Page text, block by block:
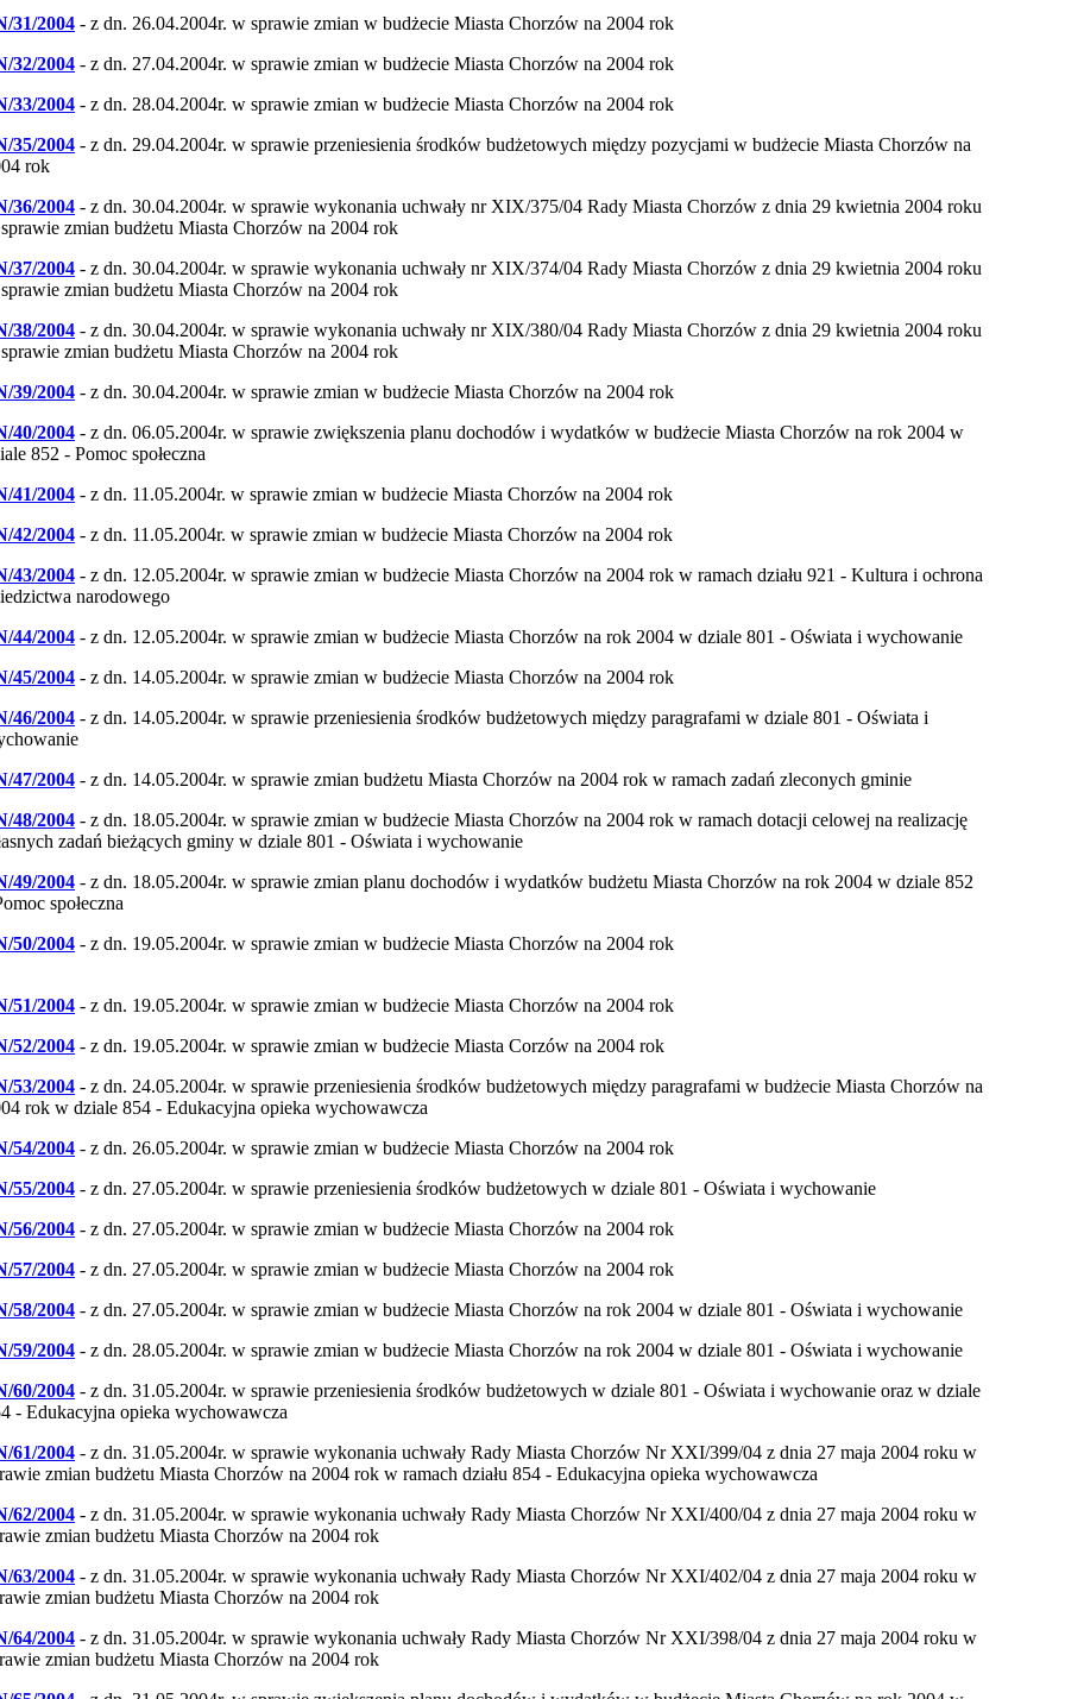
31/2004 - z dn. 26.04.2004r. w sprawie zmian w budżecie Miasta Chorzów na 2004 rok
32/2004 - z dn. 27.04.2004r. w sprawie zmian w budżecie Miasta Chorzów na 2004 rok
33/2004 - z dn. 28.04.2004r. w sprawie zmian w budżecie Miasta Chorzów na 2004 rok
35/2004 - z dn. 29.04.2004r. w sprawie przeniesienia środków budżetowych między pozycjami w budżecie Miasta Chorzów na
rok
36/2004 - z dn. 30.04.2004r. w sprawie wykonania uchwały nr XIX/375/04 Rady Miasta Chorzów z dnia 29 kwietnia 2004 roku
zmian budżetu Miasta Chorzów na 2004 rok
37/2004 - z dn. 30.04.2004r. w sprawie wykonania uchwały nr XIX/374/04 Rady Miasta Chorzów z dnia 29 kwietnia 2004 roku
zmian budżetu Miasta Chorzów na 2004 rok
38/2004 - z dn. 30.04.2004r. w sprawie wykonania uchwały nr XIX/380/04 Rady Miasta Chorzów z dnia 29 kwietnia 2004 roku
zmian budżetu Miasta Chorzów na 2004 rok
39/2004 - z dn. 30.04.2004r. w sprawie zmian w budżecie Miasta Chorzów na 2004 rok
40/2004 - z dn. 06.05.2004r. w sprawie zwiększenia planu dochodów i wydatków w budżecie Miasta Chorzów na rok 2004 w
852 - Pomoc społeczna
41/2004 - z dn. 11.05.2004r. w sprawie zmian w budżecie Miasta Chorzów na 2004 rok
42/2004 - z dn. 11.05.2004r. w sprawie zmian w budżecie Miasta Chorzów na 2004 rok
43/2004 - z dn. 12.05.2004r. w sprawie zmian w budżecie Miasta Chorzów na 2004 rok w ramach działu 921 - Kultura i ochrona
narodowego
44/2004 - z dn. 12.05.2004r. w sprawie zmian w budżecie Miasta Chorzów na rok 2004 w dziale 801 - Oświata i wychowanie
45/2004 - z dn. 14.05.2004r. w sprawie zmian w budżecie Miasta Chorzów na 2004 rok
46/2004 - z dn. 14.05.2004r. w sprawie przeniesienia środków budżetowych między paragrafami w dziale 801 - Oświata i
47/2004 - z dn. 14.05.2004r. w sprawie zmian budżetu Miasta Chorzów na 2004 rok w ramach zadań zleconych gminie
48/2004 - z dn. 18.05.2004r. w sprawie zmian w budżecie Miasta Chorzów na 2004 rok w ramach dotacji celowej na realizację
zadań bieżących gminy w dziale 801 - Oświata i wychowanie
49/2004 - z dn. 18.05.2004r. w sprawie zmian planu dochodów i wydatków budżetu Miasta Chorzów na rok 2004 w dziale 852
społeczna
50/2004 - z dn. 19.05.2004r. w sprawie zmian w budżecie Miasta Chorzów na 2004 rok
51/2004 - z dn. 19.05.2004r. w sprawie zmian w budżecie Miasta Chorzów na 2004 rok
52/2004 - z dn. 19.05.2004r. w sprawie zmian w budżecie Miasta Corzów na 2004 rok
53/2004 - z dn. 24.05.2004r. w sprawie przeniesienia środków budżetowych między paragrafami w budżecie Miasta Chorzów na
rok w dziale 854 - Edukacyjna opieka wychowawcza
54/2004 - z dn. 26.05.2004r. w sprawie zmian w budżecie Miasta Chorzów na 2004 rok
55/2004 - z dn. 27.05.2004r. w sprawie przeniesienia środków budżetowych w dziale 801 - Oświata i wychowanie
56/2004 - z dn. 27.05.2004r. w sprawie zmian w budżecie Miasta Chorzów na 2004 rok
57/2004 - z dn. 27.05.2004r. w sprawie zmian w budżecie Miasta Chorzów na 2004 rok
58/2004 - z dn. 27.05.2004r. w sprawie zmian w budżecie Miasta Chorzów na rok 2004 w dziale 801 - Oświata i wychowanie
59/2004 - z dn. 28.05.2004r. w sprawie zmian w budżecie Miasta Chorzów na rok 2004 w dziale 801 - Oświata i wychowanie
60/2004 - z dn. 31.05.2004r. w sprawie przeniesienia środków budżetowych w dziale 801 - Oświata i wychowanie oraz w dziale
- Edukacyjna opieka wychowawcza
61/2004 - z dn. 31.05.2004r. w sprawie wykonania uchwały Rady Miasta Chorzów Nr XXI/399/04 z dnia 27 maja 2004 roku w
zmian budżetu Miasta Chorzów na 2004 rok w ramach działu 854 - Edukacyjna opieka wychowawcza
62/2004 - z dn. 31.05.2004r. w sprawie wykonania uchwały Rady Miasta Chorzów Nr XXI/400/04 z dnia 27 maja 2004 roku w
zmian budżetu Miasta Chorzów na 2004 rok
63/2004 - z dn. 31.05.2004r. w sprawie wykonania uchwały Rady Miasta Chorzów Nr XXI/402/04 z dnia 27 maja 2004 roku w
zmian budżetu Miasta Chorzów na 2004 rok
64/2004 - z dn. 31.05.2004r. w sprawie wykonania uchwały Rady Miasta Chorzów Nr XXI/398/04 z dnia 27 maja 2004 roku w
zmian budżetu Miasta Chorzów na 2004 rok